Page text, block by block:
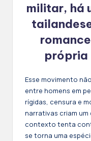
militar, há
própria
Esse movimento
entre homens em
rígidas, censura e
narrativas criam
contexto tenta
se torna uma